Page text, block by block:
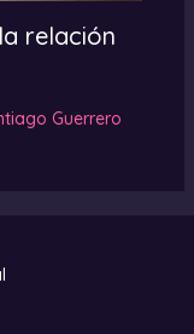
relación
Guerrero